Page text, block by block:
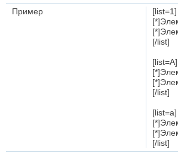
[list=1]
[/list]
[list=A]
[/list]
[list=a]
[/list]
Пример